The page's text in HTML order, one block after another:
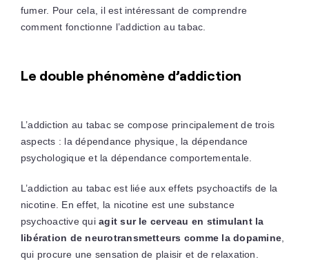
fumer. Pour cela, il est intéressant de comprendre
comment fonctionne l’addiction au tabac.
Le double phénomène d’addiction
L’addiction au tabac se compose principalement de trois
aspects : la dépendance physique, la dépendance
psychologique et la dépendance comportementale.
L’addiction au tabac est liée aux effets psychoactifs de la
nicotine. En effet, la nicotine est une substance
psychoactive quiagit sur le cerveau en stimulant la
libération de neurotransmetteurs comme la dopamine,
qui procure une sensation de plaisir et de relaxation.